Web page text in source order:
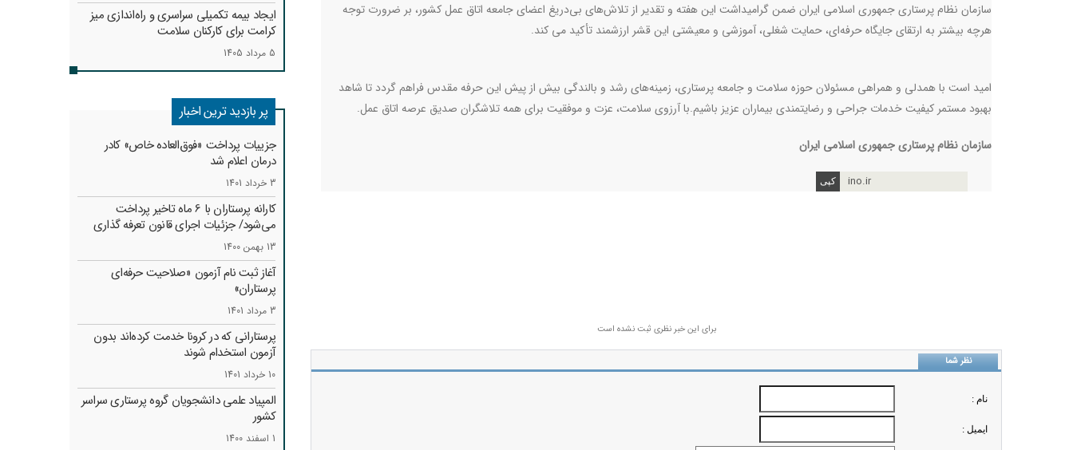
سازمان نظام پرستاری جمهوری اسلامی ایران ضمن گرامیداشت این هفته و تقدیر از تلاش‌های بی‌دریغ اعضای جامعه اتاق عمل کشور، بر ضرورت توجه
هرچه بیشتر به ارتقای جایگاه حرفه‌ای، حمایت شغلی، آموزشی و معیشتی این قشر ارزشمند تأکید می‌ کند.
امید است با همدلی و همراهی مسئولان حوزه سلامت و جامعه پرستاری، زمینه‌های رشد و بالندگی بیش از پیش این حرفه مقدس فراهم گردد تا شاهد
بهبود مستمر کیفیت خدمات جراحی و رضایتمندی بیماران عزیز باشیم.با آرزوی سلامت، عزت و موفقیت برای همه تلاشگران صدیق عرصه اتاق عمل.
سازمان نظام پرستاری جمهوری اسلامی ایران
ino.ir
برای این خبر نظری ثبت نشده است
نظر شما
نام :
ايميل :
ایجاد بیمه تکمیلی سراسری و راه‌اندازی میز
کرامت برای کارکنان سلامت
5 مرداد 1405
پر بازدید ترین اخبار
جزییات پرداخت «فوق‌العاده خاص» کادر
درمان اعلام شد
3 خرداد 1401
کارانه‌ پرستاران با 6 ماه تاخیر پرداخت
می‌شود/ جزئیات اجرای قانون تعرفه گذاری
13 بهمن 1400
آغاز ثبت نام آزمون «صلاحیت حرفه‌ای
پرستاران»
3 مرداد 1401
پرستارانی که در کرونا خدمت کرد‌ه‌اند بدون
آزمون استخدام شوند
10 خرداد 1401
المپیاد علمی دانشجویان گروه پرستاری سراسر
کشور
1 اسفند 1400